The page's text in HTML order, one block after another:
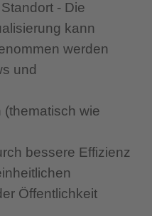
- Die
kann
werden
und
(thematisch wie
bessere Effizienz
Öffentlichkeit